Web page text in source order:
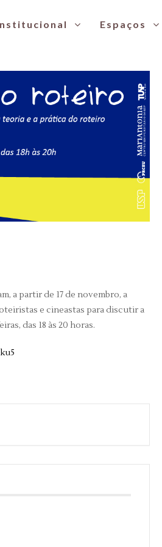
Espaços
a partir de 17 de novembro, a
e cineastas para discutir a
das 18 às 20 horas.